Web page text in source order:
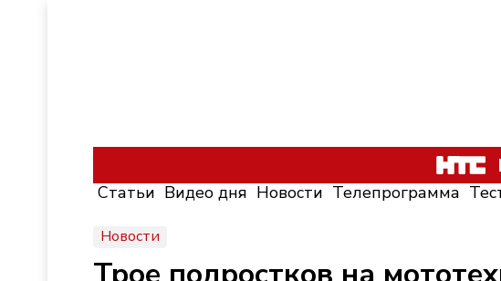
Статьи Видео дня Новости Телепрограмма
Новости